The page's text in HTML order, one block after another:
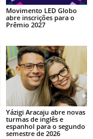
Movimento LED Globo
abre inscrições para o
Prêmio 2027
Yázigi Aracaju abre novas
turmas de inglês e
espanhol para o segundo
semestre de 2026